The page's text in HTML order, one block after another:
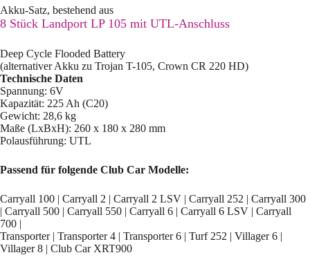
Akku-Satz, bestehend aus
8 Stück Landport LP 105 mit UTL-Anschluss
Deep Cycle Flooded Battery
(alternativer Akku zu Trojan T-105, Crown CR 220 HD)
Technische Daten
Spannung: 6V
Kapazität: 225 Ah (C20)
Gewicht: 28,6 kg
Maße (LxBxH): 260 x 180 x 280 mm
Polausführung: UTL
Passend für folgende Club Car Modelle:
Carryall 100 | Carryall 2 | Carryall 2 LSV | Carryall 252 | Carryall 300
| Carryall 500 | Carryall 550 | Carryall 6 | Carryall 6 LSV | Carryall
700 |
Transporter | Transporter 4 | Transporter 6 | Turf 252 | Villager 6 |
Villager 8 | Club Car XRT900